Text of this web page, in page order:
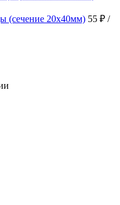
(сечение 20x40мм) 55 ₽ /